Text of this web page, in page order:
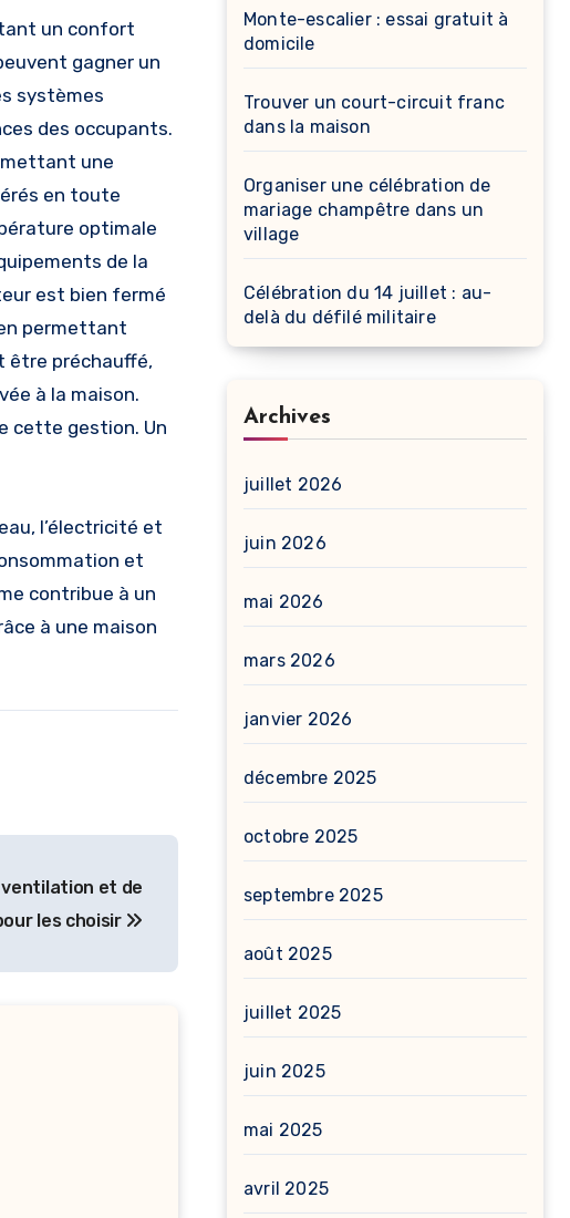
un confort
gagner un
systèmes
des occupants.
une
en toute
optimale
de la
est bien fermé
permettant
être préchauffé,
à la maison.
cette gestion. Un
l’électricité et
et
contribue à un
à une maison
et de
les choisir
Monte-escalier : essai gratuit à
domicile
Trouver un court-circuit franc
dans la maison
Organiser une célébration de
mariage champêtre dans un
village
Célébration du 14 juillet : au-
delà du défilé militaire
Archives
juillet 2026
juin 2026
mai 2026
mars 2026
janvier 2026
décembre 2025
octobre 2025
septembre 2025
août 2025
juillet 2025
juin 2025
mai 2025
avril 2025